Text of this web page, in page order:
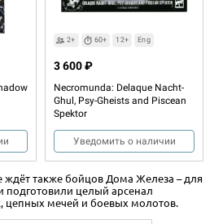
Battlezone: Mechanicus –
Уведомить о наличии
2+ 60+ 12+ Eng
Necromunda: Delaque Nacht-
Ghul, Psy-Gheists and Piscean
Spektor
3 600 ₽
Уведомить о наличии
также бойцов Дома Железа – для
целый арсенал
цепных мечей и боевых молотов.